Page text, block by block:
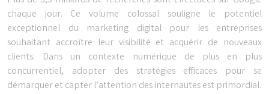
chaque jour. Ce volume colossal souligne le potentiel
exceptionnel du marketing digital pour les entreprises
souhaitant accroître leur visibilité et acquérir de nouveaux
clients. Dans un contexte numérique de plus en plus
concurrentiel, adopter des stratégies efficaces pour se
démarquer et capter l’attention des internautes est primordial.